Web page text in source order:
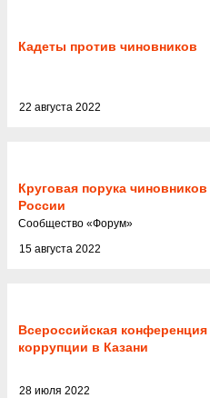
Кадеты против чиновников
22 августа 2022
Круговая порука
России
15 августа 2022
Cообщество «Форум»
Всероссийская
коррупции в Казани
28 июля 2022